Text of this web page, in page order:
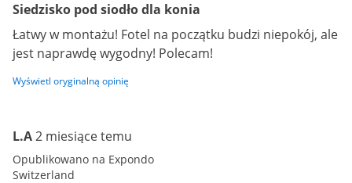
Siedzisko pod siodło dla konia
Łatwy w montażu! Fotel na początku budzi niepokój, ale
jest naprawdę wygodny! Polecam!
Wyświetl oryginalną opinię
L.A2 miesiące temu
Opublikowano na Expondo
Switzerland